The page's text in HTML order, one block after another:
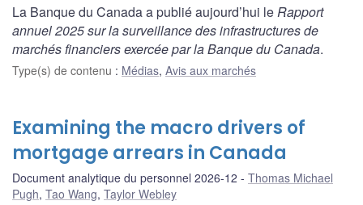
La Banque du Canada a publié aujourd’hui leRapport
annuel 2025 sur la surveillance des infrastructures de
marchés financiers exercée par la Banque du Canada.
Type(s) de contenu : Médias, Avis aux marchés
Examining the macro drivers of
mortgage arrears in Canada
Document analytique du personnel 2026-12
Thomas Michael
Pugh, Tao Wang, Taylor Webley